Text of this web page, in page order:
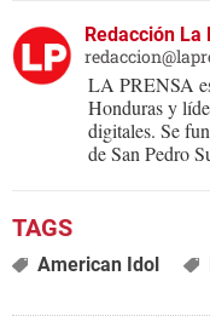
Redacción La
LA PRENSA
Honduras y
digitales. Se
de San Pedro
American Idol